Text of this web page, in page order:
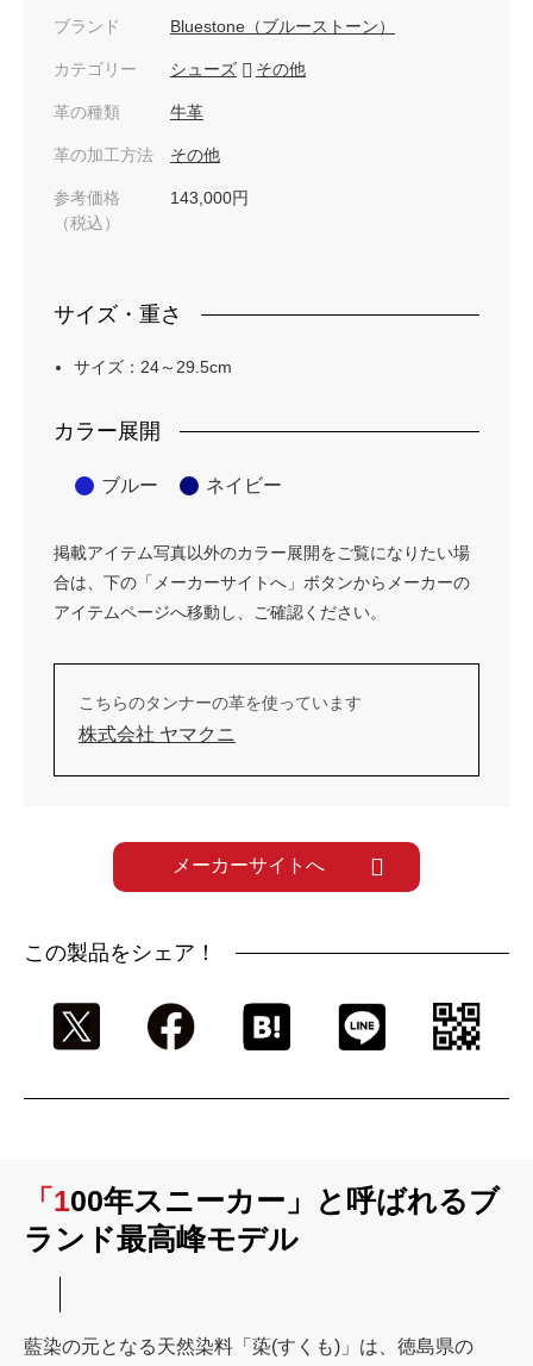
ブランド Bluestone（ブルーストーン）
カテゴリー シューズ その他
革の種類 牛革
革の加工方法 その他
参考価格
（税込）
143,000円
サイズ・重さ
サイズ：24～29.5cm
カラー展開
ブルー ネイビー
掲載アイテム写真以外のカラー展開をご覧になりたい場
合は、下の「メーカーサイトへ」ボタンからメーカーの
アイテムページへ移動し、ご確認ください。
こちらのタンナーの革を使っています
株式会社 ヤマクニ
メーカーサイトへ
この製品をシェア！
「100年スニーカー」と呼ばれるブ
ランド最高峰モデル
藍染の元となる天然染料「蒅(すくも)」は、徳島県の